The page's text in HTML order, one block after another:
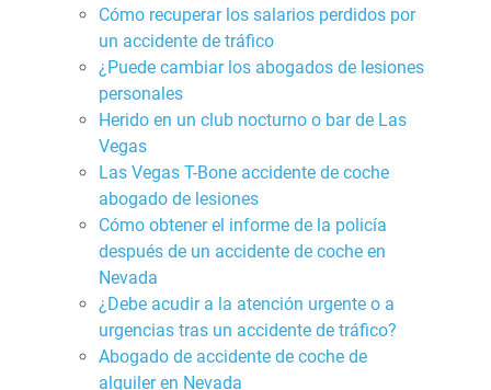
Cómo recuperar los salarios perdidos por
un accidente de tráfico
¿Puede cambiar los abogados de lesiones
personales
Herido en un club nocturno o bar de Las
Vegas
Las Vegas T-Bone accidente de coche
abogado de lesiones
Cómo obtener el informe de la policía
después de un accidente de coche en
Nevada
¿Debe acudir a la atención urgente o a
urgencias tras un accidente de tráfico?
Abogado de accidente de coche de
alquiler en Nevada